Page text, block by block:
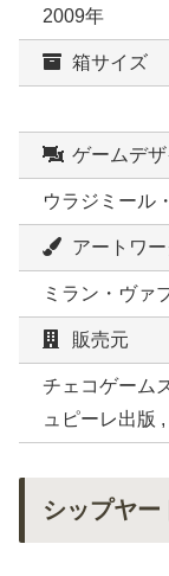
2009年
箱サイズ
ゲームデ
ウラジミール
アートワー
ミラン・ヴァ
販売元
チェコゲーム
ュピーレ出版
シップヤー